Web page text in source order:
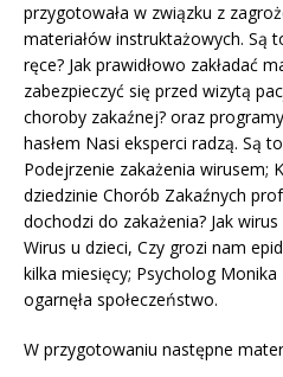
przygotowała w związku z
materiałów instruktażowych. Są
ręce? Jak prawidłowo zakładać
zabezpieczyć się przed wizytą
choroby zakaźnej? oraz
hasłem Nasi eksperci radzą. Są
Podejrzenie zakażenia wirusem;
dziedzinie Chorób Zakaźnych
dochodzi do zakażenia? Jak
Wirus u dzieci, Czy grozi nam
kilka miesięcy; Psycholog
ogarnęła społeczeństwo.
W przygotowaniu następne